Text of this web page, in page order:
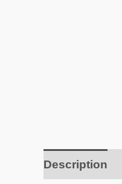
Description